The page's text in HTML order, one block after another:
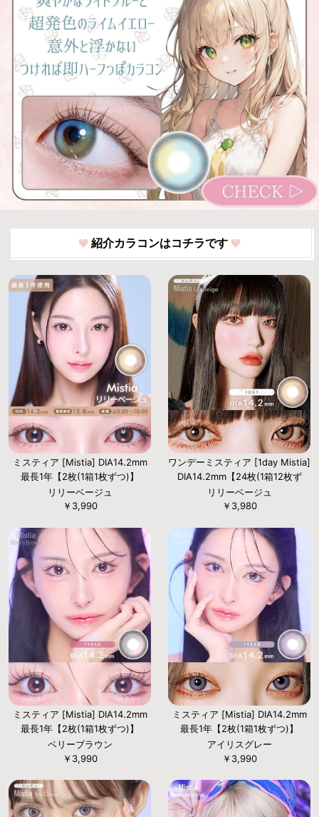
紹介カラコンはコチラです
ミスティア [Mistia] DIA14.2mm
最長1年【2枚(1箱1枚ずつ)】
リリーベージュ
￥3,990
ワンデーミスティア [1day Mistia]
DIA14.2mm【24枚(1箱12枚ず
つ)】
リリーベージュ
￥3,980
ミスティア [Mistia] DIA14.2mm
最長1年【2枚(1箱1枚ずつ)】
ベリーブラウン
￥3,990
ミスティア [Mistia] DIA14.2mm
最長1年【2枚(1箱1枚ずつ)】
アイリスグレー
￥3,990